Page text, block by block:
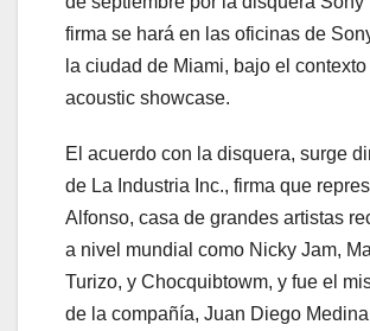
firma se hará en las oficinas de
la ciudad de Miami, bajo el contexto
acoustic showcase.
El acuerdo con la disquera, surge
de La Industria Inc., firma que
Alfonso, casa de grandes artistas
a nivel mundial como Nicky Jam,
Turizo, y Chocquibtowm, y fue el
de la compañía, Juan Diego